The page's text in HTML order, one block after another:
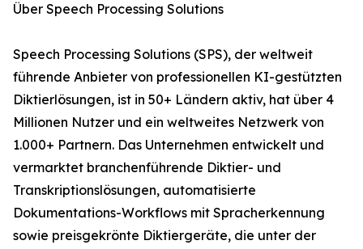
Über Speech Processing Solutions
Speech Processing Solutions (SPS), der weltweit
führende Anbieter von professionellen KI-gestützten
Diktierlösungen, ist in 50+ Ländern aktiv, hat über 4
Millionen Nutzer und ein weltweites Netzwerk von
1.000+ Partnern. Das Unternehmen entwickelt und
vermarktet branchenführende Diktier- und
Transkriptionslösungen, automatisierte
Dokumentations-Workflows mit Spracherkennung
sowie preisgekrönte Diktiergeräte, die unter der